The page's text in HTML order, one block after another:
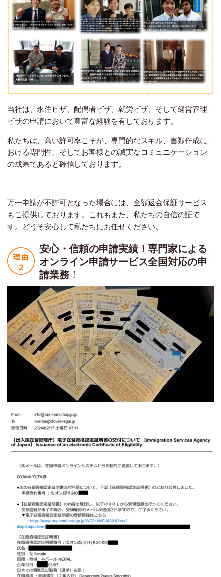
当社は、永住ビザ、配偶者ビザ、就労ビザ、そして経営管理
ビザの申請において豊富な経験を有しております。
私たちは、高い許可率こそが、専門的なスキル、書類作成に
おける専門性、そしてお客様との誠実なコミュニケーション
の成果であると確信しております。
万一申請が不許可となった場合には、全額返金保証サービス
もご提供しております。これもまた、私たちの自信の証で
す。どうぞ安心して私たちにお任せください。
安心・信頼の申請実績！ 専門家による
オンライン申請サービス全国対応の申
請業務！